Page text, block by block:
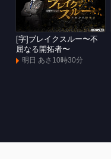
[字]ブレイクスルー〜不
屈なる開拓者〜
明日 あさ10時30分